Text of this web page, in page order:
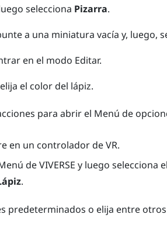
selecciona Pizarra.
a una miniatura vacía y, luego,
en el modo Editar.
el color del lápiz.
para abrir el Menú de
en un controlador de VR.
de VIVERSE y luego selecciona
.
predeterminados o elija entre